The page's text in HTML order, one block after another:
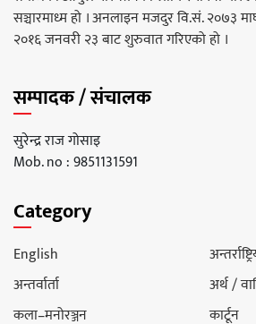
सञ्चारमाध्म हो । अनलाइन मजदुर वि.सं. २०७३
२०१६ जनवरी २३ बाट शुरुवात गरिएको हो ।
सम्पादक / संचालक
सुरेन्द्र राज गोसाइ
Mob. no : 9851131591
Category
English
अन्तर्वार्ता
अर्थ /
कला–मनोरञ्जन
कार्टून